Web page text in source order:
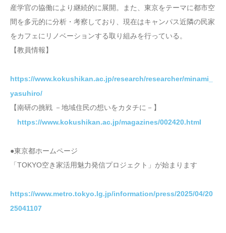
産学官の協働により継続的に展開。また、東京をテーマに都市空
間を多元的に分析・考察しており、現在はキャンパス近隣の民家
をカフェにリノベーションする取り組みを行っている。
【教員情報】
https://www.kokushikan.ac.jp/research/researcher/minami_
yasuhiro/
【南研の挑戦 －地域住民の想いをカタチに－】
https://www.kokushikan.ac.jp/magazines/002420.html
●東京都ホームページ
「TOKYO空き家活用魅力発信プロジェクト」が始まります
https://www.metro.tokyo.lg.jp/information/press/2025/04/20
25041107